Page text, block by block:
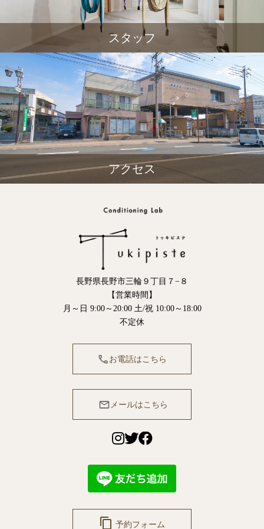
スタッフ
アクセス
長野県長野市三輪９丁目７−８
【営業時間】
月～日 9:00～20:00 土/祝 10:00～18:00
不定休
お電話はこちら
メールはこちら
content_copy 予約フォーム